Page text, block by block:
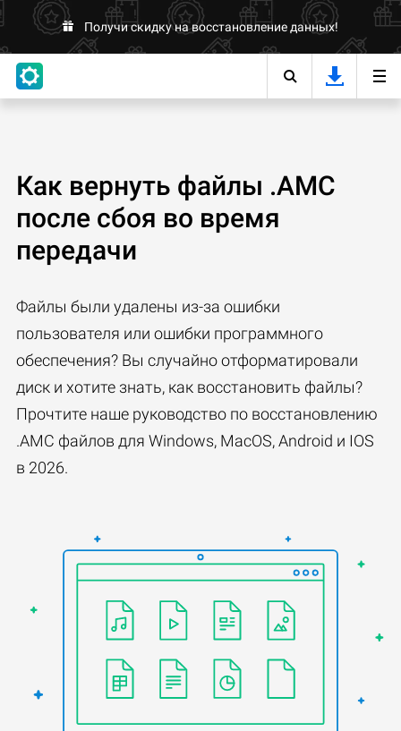
Получи скидку на восстановление данных!
Как вернуть файлы .AMC
после сбоя во время
передачи
Файлы были удалены из-за ошибки
пользователя или ошибки программного
обеспечения? Вы случайно отформатировали
диск и хотите знать, как восстановить файлы?
Прочтите наше руководство по восстановлению
.AMC файлов для Windows, MacOS, Android и IOS
в 2026.